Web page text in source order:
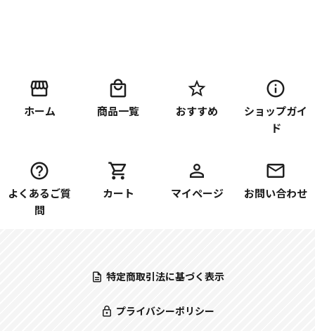
ホーム 商品一覧 おすすめ
ショップガイ
ド
よくあるご質
問
カート マイページ お問い合わせ
特定商取引法に基づく表示
プライバシーポリシー